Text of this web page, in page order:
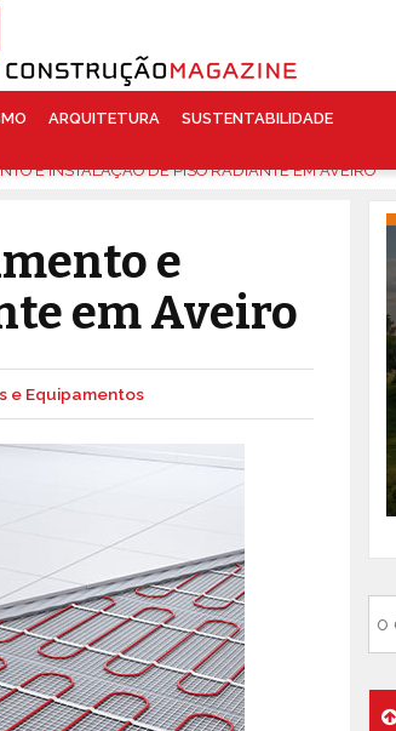
ARQUITETURA
SUSTENTABILIDADE
E INSTALAÇÃO DE PISO RADIANTE EM AVEIRO
e
em Aveiro
e Equipamentos